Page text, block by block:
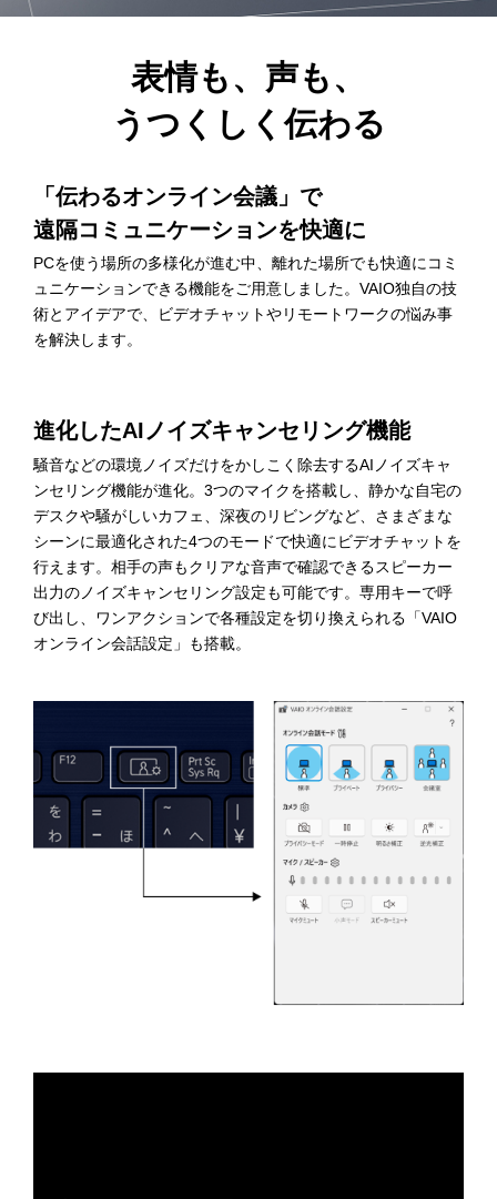
設計。また、本体後部分はさっと持ち上げて掴みやすいよう
にデザインされています。
心地よいキーボード
PCの使用において触れる時間の長いキーボードは、使い心
地を決める重要なパーツです。画面を開くとキーボードが打
ちやすい角度に傾く「チルトアップ機構」、耳障りなタイプ
音を低減する静音性、各キーの上面をわずかにくぼませて指
先にフィットさせるといった工夫が、日々のテキスト入力を
より快適なものにします。
表情も、声も、
うつくしく伝わる
「伝わるオンライン会議」で
遠隔コミュニケーションを快適に
PCを使う場所の多様化が進む中、離れた場所でも快適にコミ
ュニケーションできる機能をご用意しました。VAIO独自の技
術とアイデアで、ビデオチャットやリモートワークの悩み事
を解決します。
進化したAIノイズキャンセリング機能
騒音などの環境ノイズだけをかしこく除去するAIノイズキャ
ンセリング機能が進化。3つのマイクを搭載し、静かな自宅の
デスクや騒がしいカフェ、深夜のリビングなど、さまざまな
シーンに最適化された4つのモードで快適にビデオチャットを
行えます。相手の声もクリアな音声で確認できるスピーカー
出力のノイズキャンセリング設定も可能です。専用キーで呼
び出し、ワンアクションで各種設定を切り換えられる「VAIO
オンライン会話設定」も搭載。